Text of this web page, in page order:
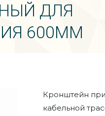
ДЛЯ
600ММ
Кронштейн
кабельной